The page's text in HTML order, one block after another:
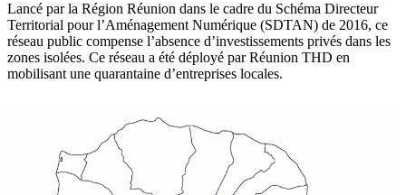
Lancé par la Région Réunion dans le cadre du Schéma Directeur
Territorial pour l’Aménagement Numérique (SDTAN) de 2016, ce
réseau public compense l’absence d’investissements privés dans les
zones isolées. Ce réseau a été déployé par Réunion THD en
mobilisant une quarantaine d’entreprises locales.